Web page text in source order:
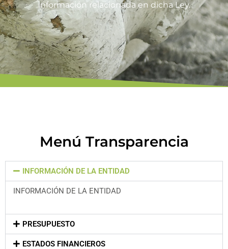
información relacionada en dicha Ley.
Menú Transparencia
INFORMACIÓN DE LA ENTIDAD
INFORMACIÓN DE LA ENTIDAD
PRESUPUESTO
ESTADOS FINANCIEROS